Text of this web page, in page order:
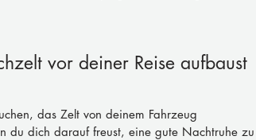
vor deiner Reise aufbaust
das Zelt von deinem Fahrzeug
du dich darauf freust, eine gute Nachtruhe zu